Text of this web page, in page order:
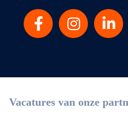
Vacatures van onze